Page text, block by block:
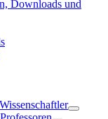
Downloads und